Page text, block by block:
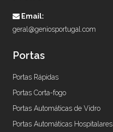
Email:
geral@geniosportugal.com
Portas
Portas Rápidas
Portas Corta-fogo
Portas Automáticas de Vidro
Portas Automáticas Hospitalares